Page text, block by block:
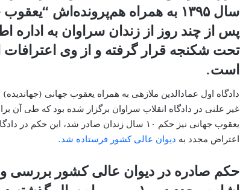
سال ۱۳۹۵ به همراه هم‌پرونده‌اش
پس از چند روز از زندان سراوان به اداره
تحت شکنجه قرار گرفته و از وی اعترافات
است.
اعتراض مجدد به دیوان عالی کشور فرستاده شد.
حکم صادره در دیوان عالی کشور بررسی